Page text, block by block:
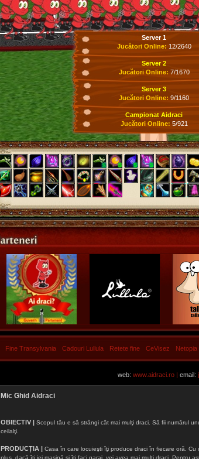
Server 1
Jucători Online: 12/2640
Server 2
Jucători Online: 7/1670
Server 3
Jucători Online: 9/1160
Campionat Aidraci
Jucători Online: 5/921
Fine Transylvania Cadouri Lullula Retete fine CeVisez
web: www.aidraci.ro | email:
Mic Ghid Aidraci
OBIECTIV | Scopul tău e să strângi cât mai mulţi draci. Să fii numărul
ceilalţi.
PRODUCȚIA | Casa în care locuieşti îţi produce draci în fiecare oră.
plus, dacă îţi iei maşină şi îţi faci garaj, vei avea mai mulţi draci. Pentru